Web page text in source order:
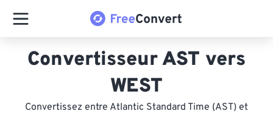
Convertisseur AST vers
WEST
Convertissez entre Atlantic Standard Time (AST) et